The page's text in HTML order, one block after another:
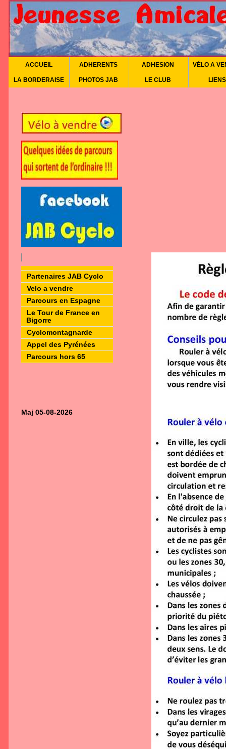
ACCUEIL ADHERENTS ADHESION VÉLO A
LA BORDERAISE PHOTOS JAB LE CLUB LIENS
Partenaires JAB Cyclo
Velo a vendre
Parcours en Espagne
Le Tour de France en
Bigorre
Cyclomontagnarde
Appel des Pyrénées
Parcours hors 65
Maj 05-08-2026